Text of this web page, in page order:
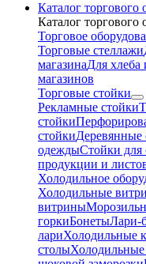
Каталог торгового
Каталог торгового
Торговое
Торговые стеллажи
магазинаДля хлеба
магазинов
Торговые стойки
Рекламные стойки
стойки
стойкиДеревянные
одеждыСтойки для
продукции и
Холодильное
Холодильные
витрины
горкиБонетыЛари-
лариХолодильные
столы